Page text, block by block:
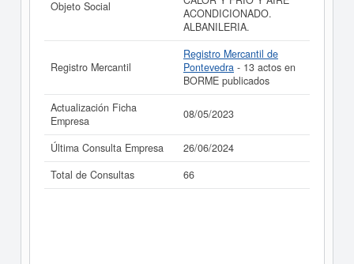
realizado el 08/05/2023.
Objeto Social
ACONDICIONADO.
ALBANILERIA.
Registro Mercantil
Registro Mercantil de
Pontevedra - 13 actos en
BORME publicados
Actualización Ficha
Empresa
08/05/2023
Última Consulta Empresa
26/06/2024
Total de Consultas
66